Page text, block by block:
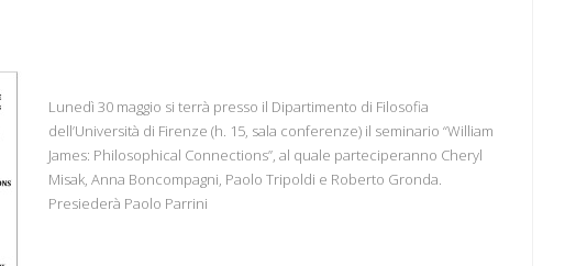
Lunedì 30 maggio si terrà presso il Dipartimento di Filosofia
dell’Università di Firenze (h. 15, sala conferenze) il seminario “William
James: Philosophical Connections”, al quale parteciperanno Cheryl
Misak, Anna Boncompagni, Paolo Tripoldi e Roberto Gronda.
Presiederà Paolo Parrini